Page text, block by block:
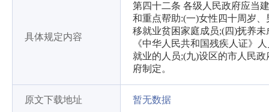
具体规定内容
第四十二条 各级人民政府应当
和重点帮助:(一)女性四十周岁
移就业贫困家庭成员;(四)抚养
《中华人民共和国残疾人证》
就业的人员;(九)设区的市人民
府制定。
原文下载地址 暂无数据